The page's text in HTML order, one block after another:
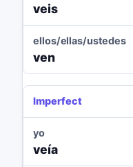
veis
ellos/ellas/ustedes
ven
Imperfect
yo
veía